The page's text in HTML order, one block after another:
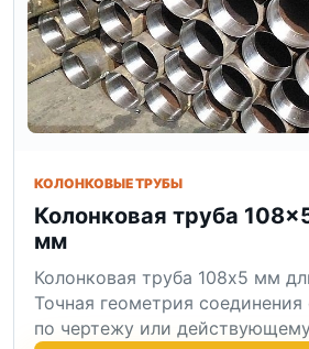
КОЛОНКОВЫЕ ТРУБЫ
Колонковая труба
мм
Колонковая труба 108x5 мм
Точная геометрия соединения
по чертежу или